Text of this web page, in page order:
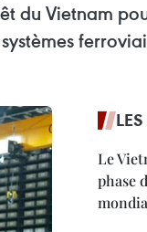
du Vietnam
Le
phase